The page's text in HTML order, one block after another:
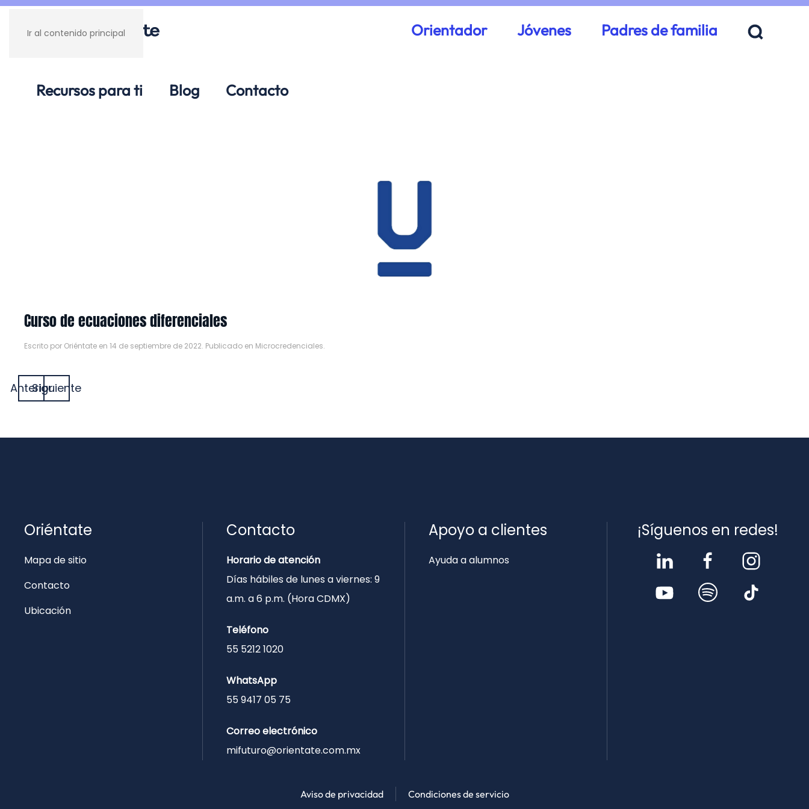
Ir al contenido principal Orientador Jóvenes Padres de familia
Recursos para ti Blog Contacto
Curso de ecuaciones diferenciales
Escrito por Oriéntate en 14 de septiembre de 2022. Publicado en Microcredenciales.
AnteriorSiguiente
Oriéntate
Mapa de sitio
Contacto
Ubicación
Contacto
Horario de atención
Días hábiles de lunes a viernes: 9
a.m. a 6 p.m. (Hora CDMX)
Teléfono
55 5212 1020
WhatsApp
55 9417 05 75
Correo electrónico
mifuturo@orientate.com.mx
Apoyo a clientes
Ayuda a alumnos
¡Síguenos en redes!
Aviso de privacidad Condiciones de servicio